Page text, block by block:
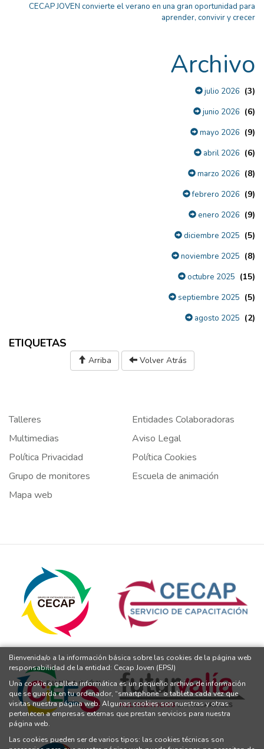
CECAP JOVEN convierte el verano en una gran oportunidad para
aprender, convivir y crecer
Archivo
julio 2026 (3)
junio 2026 (6)
mayo 2026 (9)
abril 2026 (6)
marzo 2026 (8)
febrero 2026 (9)
enero 2026 (9)
diciembre 2025 (5)
noviembre 2025 (8)
octubre 2025 (15)
septiembre 2025 (5)
agosto 2025 (2)
ETIQUETAS
Arriba Volver Atrás
Talleres
Entidades Colaboradoras
Multimedias
Aviso Legal
Política Privacidad
Política Cookies
Grupo de monitores
Escuela de animación
Mapa web
Bienvenida/o a la información básica sobre las cookies de la página web
responsabilidad de la entidad: Cecap Joven (EPSJ)
Una cookie o galleta informática es un pequeño archivo de información
que se guarda en tu ordenador, “smartphone” o tableta cada vez que
visitas nuestra página web. Algunas cookies son nuestras y otras
pertenecen a empresas externas que prestan servicios para nuestra
página web.
Las cookies pueden ser de varios tipos: las cookies técnicas son